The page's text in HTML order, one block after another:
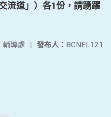
流道」）各1份，請踴躍
發布人： BCNEL121
輔導處 |